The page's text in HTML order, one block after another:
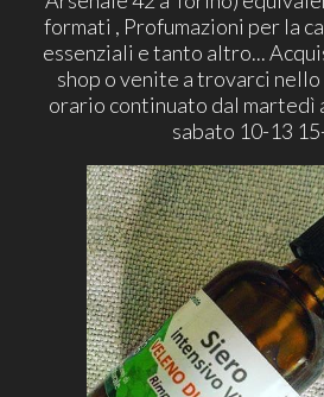
formati , Profumazioni per la
essenziali e tanto altro...
shop o venite a trovarci
orario continuato dal martedì
sabato 10-13